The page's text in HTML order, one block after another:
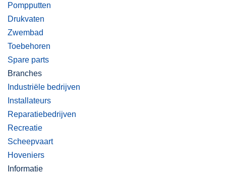
Pompputten
Drukvaten
Zwembad
Toebehoren
Spare parts
Branches
Industriële bedrijven
Installateurs
Reparatiebedrijven
Recreatie
Scheepvaart
Hoveniers
Informatie